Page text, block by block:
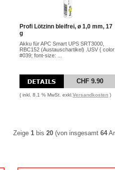
Profi Lötzinn bleifrei, ø 1,0 mm, 17
g
Akku für APC Smart UPS SRT3000,
RBC152 (Austauschartikel) .USV { color:
#039; font-size: ...
CHF 9.90
( inkl. 8.1 % MwSt. exkl. Versandkosten )
Zeige 1 bis 20 (von insgesamt 64